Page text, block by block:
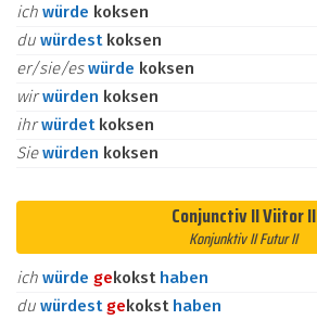
ich würde koksen
du würdest koksen
er/sie/eswürde koksen
wirwürden koksen
ihrwürdet koksen
Siewürden koksen
Conjunctiv II Viitor II
Konjunktiv II Futur II
ich würde gekokst haben
du würdest gekokst haben